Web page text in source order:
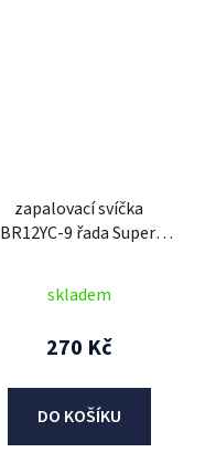
zapalovací svíčka
BR12YC-9 řada Super,
skladem
270 Kč
DO KOŠÍKU